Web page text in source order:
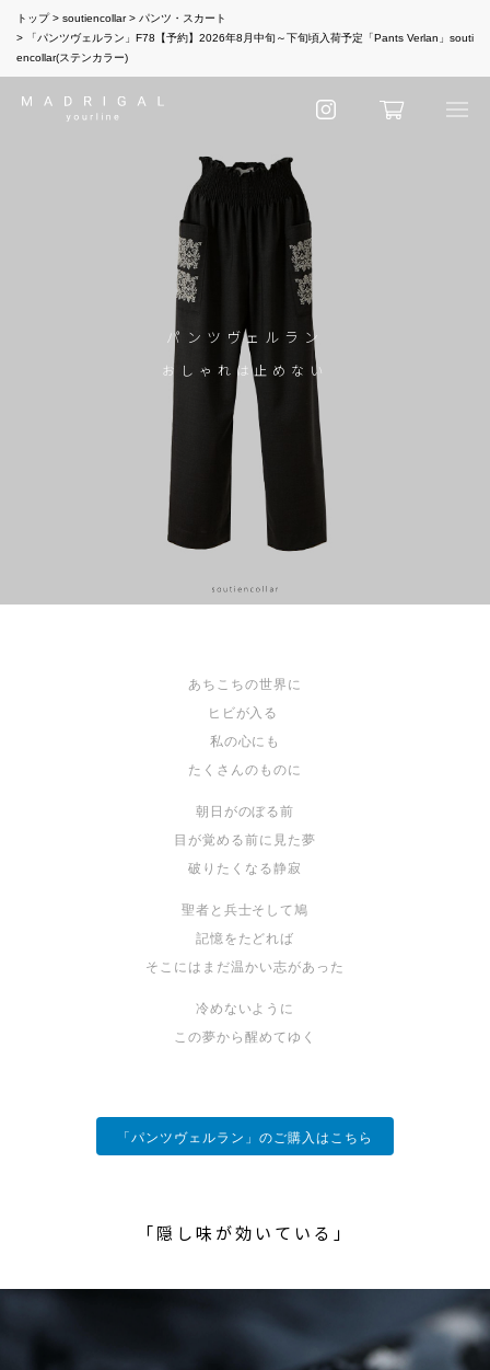
トップ soutiencollar
パンツ・スカート
「パンツヴェルラン」F78【予約】2026年8月中旬～下旬頃入荷予定「Pants Verlan」souti
encollar(ステンカラー)
パンツヴェルラン
おしゃれは止めない
あちこちの世界に
ヒビが入る
私の心にも
たくさんのものに
朝日がのぼる前
目が覚める前に見た夢
破りたくなる静寂
聖者と兵士そして鳩
記憶をたどれば
そこにはまだ温かい志があった
冷めないように
この夢から醒めてゆく
「パンツヴェルラン」のご購入はこちら
「隠し味が効いている」